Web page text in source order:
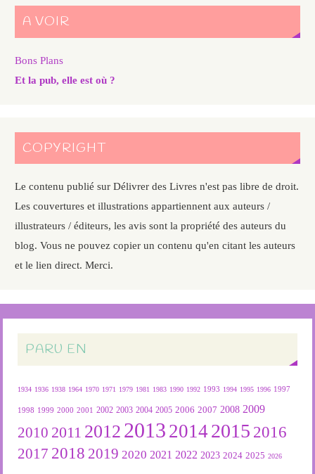
A VOIR
Bons Plans
Et la pub, elle est où ?
COPYRIGHT
Le contenu publié sur Délivrer des Livres n'est pas libre de droit.
Les couvertures et illustrations appartiennent aux auteurs /
illustrateurs / éditeurs, les avis sont la propriété des auteurs du
blog. Vous ne pouvez copier un contenu qu'en citant les auteurs
et le lien direct. Merci.
PARU EN
1934 1936 1938 1964 1970 1971 1979 1981 1983 1990 1992 1993 1994 1995 1996 1997
1998 1999 2000 2001 2002 2003 2004 2005 2006 2007 2008 2009
2010 2011 2012 2013 2014 2015 2016
2017 2018 2019 2020 2021 2022 2023 2024 2025 2026